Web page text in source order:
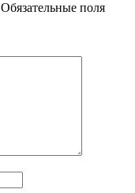
Обязательные поля